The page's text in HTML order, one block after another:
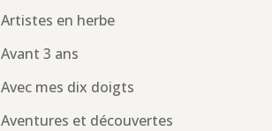
Artistes en herbe
Avant 3 ans
Avec mes dix doigts
Aventures et découvertes